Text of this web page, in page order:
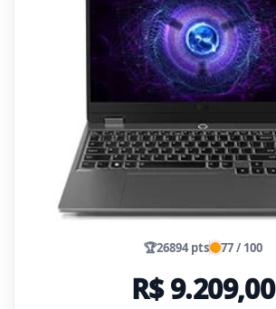
🏆26894 pts 77 / 100
R$ 9.209,00